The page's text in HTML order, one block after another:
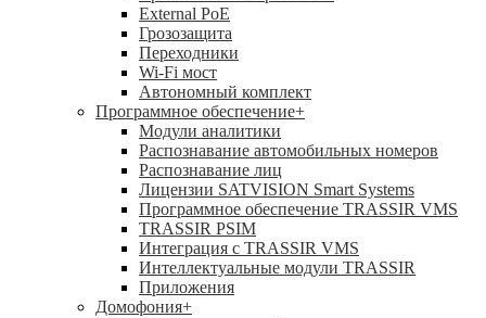
External PoE
Грозозащита
Переходники
Wi-Fi мост
Автономный комплект
Программное обеспечение+
Модули аналитики
Распознавание автомобильных номеров
Распознавание лиц
Лицензии SATVISION Smart Systems
Программное обеспечение TRASSIR VMS
TRASSIR PSIM
Интеграция с TRASSIR VMS
Интеллектуальные модули TRASSIR
Приложения
Домофония+